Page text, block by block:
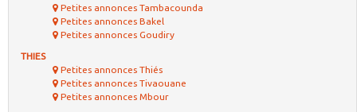
Petites annonces Tambacounda
Petites annonces Bakel
Petites annonces Goudiry
THIES
Petites annonces Thiés
Petites annonces Tivaouane
Petites annonces Mbour